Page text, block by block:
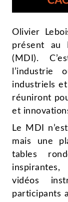
Olivier
présent au
(MDI).
l’industrie
industriels
réuniront
et
Le MDI
mais une
tables
vidéos
participants